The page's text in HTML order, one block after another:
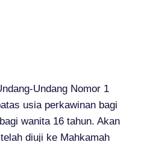
Undang Nomor 1
usia perkawinan bagi
wanita 16 tahun. Akan
diuji ke Mahkamah